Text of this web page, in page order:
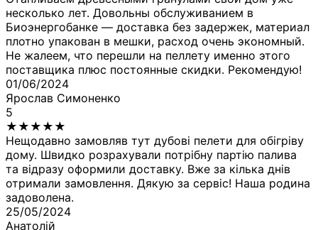
несколько лет. Довольны обслуживанием в
Биоэнергобанке — доставка без задержек, материал
плотно упакован в мешки, расход очень экономный.
Не жалеем, что перешли на пеллету именно этого
поставщика плюс постоянные скидки. Рекомендую!
01/06/2024
Ярослав Симоненко
5
★ ★ ★ ★ ★
Нещодавно замовляв тут дубові пелети для обігріву
дому. Швидко розрахували потрібну партію палива
та відразу оформили доставку. Вже за кілька днів
отримали замовлення. Дякую за сервіс! Наша родина
задоволена.
25/05/2024
Анатолій